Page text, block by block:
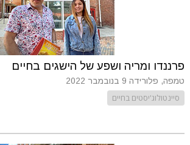
פרננדו ומריה ושפע של הישגים בחיים
טמפה, פלורידה 9 בנובמבר 2022
סיינטולוג'יסטים בחיים